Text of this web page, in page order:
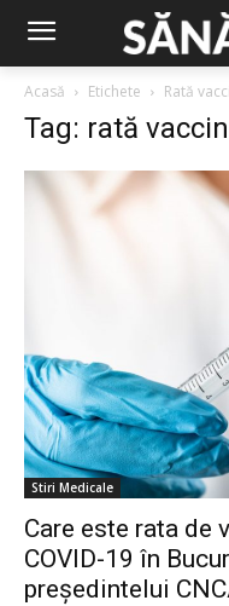
Acasă Etichete Rată
Tag: rată
Stiri Medicale
Care este rata de
COVID-19 în
președintelui